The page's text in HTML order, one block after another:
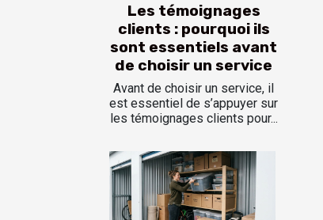
Les témoignages
clients : pourquoi ils
sont essentiels avant
de choisir un service
Avant de choisir un service, il
est essentiel de s’appuyer sur
les témoignages clients pour...